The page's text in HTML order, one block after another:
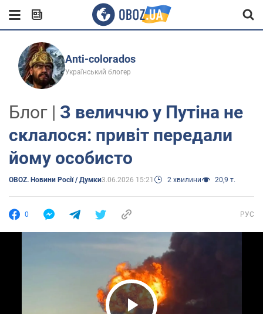
Anti-colorados
Український блогер
Блог | З величчю у Путіна не
склалося: привіт передали
йому особисто
OBOZ. Новини Росії / Думки3.06.2026 15:21 2 хвилини 20,9 т.
0 РУС